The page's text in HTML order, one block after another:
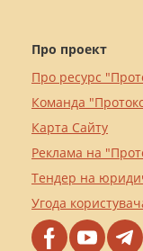
Про проект
Про ресурс
Команда
Карта Сайту
Реклама на
Тендер на
Угода